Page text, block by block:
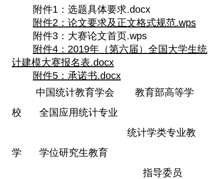
附件1：选题具体要求.docx
附件2：论文要求及正文格式规范.wps
附件3：大赛论文首页.wps
附件4：2019年（第六届）全国大学生统
计建模大赛报名表.docx
附件5：承诺书.docx
中国统计教育学会
教育部高等学
校
全国应用统计专业
统计学类专业教
学
学位研究生教育
指导委员